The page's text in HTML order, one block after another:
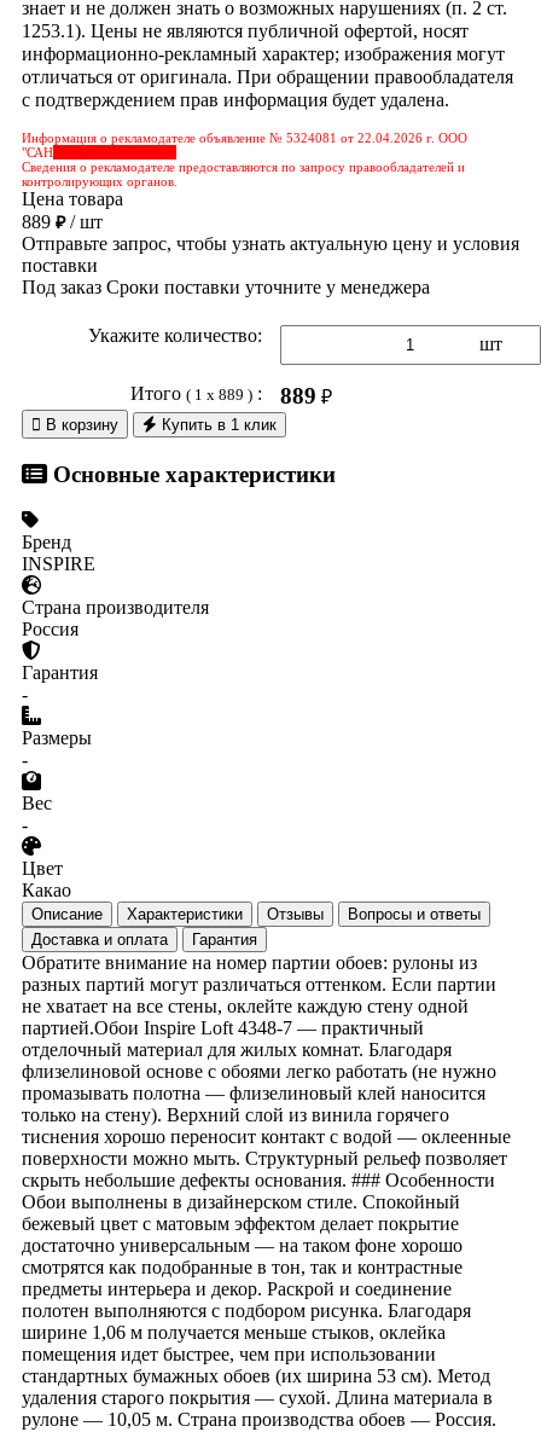
знает и не должен знать о возможных нарушениях (п. 2 ст.
1253.1). Цены не являются публичной офертой, носят
информационно-рекламный характер; изображения могут
отличаться от оригинала. При обращении правообладателя
с подтверждением прав информация будет удалена.
Информация о рекламодателе объявление № 5324081 от 22.04.2026 г. ООО
"САН
Сведения о рекламодателе предоставляются по запросу правообладателей и
контролирующих органов.
Цена товара
889 ₽/ шт
Отправьте запрос, чтобы узнать актуальную цену и условия
поставки
Под заказ Сроки поставки уточните у менеджера
Укажите количество: шт
Итого ( 1 x 889 ): 889 ₽
 В корзину Купить в 1 клик
Основные характеристики
Бренд
INSPIRE
Страна производителя
Россия
Гарантия
-
Размеры
-
Вес
-
Цвет
Какао
Описание Характеристики Отзывы
Вопросы и ответы
Доставка и оплата
Гарантия
Обратите внимание на номер партии обоев: рулоны из
разных партий могут различаться оттенком. Если партии
не хватает на все стены, оклейте каждую стену одной
партией.Обои Inspire Loft 4348-7 — практичный
отделочный материал для жилых комнат. Благодаря
флизелиновой основе с обоями легко работать (не нужно
промазывать полотна — флизелиновый клей наносится
только на стену). Верхний слой из винила горячего
тиснения хорошо переносит контакт с водой — оклеенные
поверхности можно мыть. Структурный рельеф позволяет
скрыть небольшие дефекты основания. ### Особенности
Обои выполнены в дизайнерском стиле. Спокойный
бежевый цвет с матовым эффектом делает покрытие
достаточно универсальным — на таком фоне хорошо
смотрятся как подобранные в тон, так и контрастные
предметы интерьера и декор. Раскрой и соединение
полотен выполняются с подбором рисунка. Благодаря
ширине 1,06 м получается меньше стыков, оклейка
помещения идет быстрее, чем при использовании
стандартных бумажных обоев (их ширина 53 см). Метод
удаления старого покрытия — сухой. Длина материала в
рулоне — 10,05 м. Страна производства обоев — Россия.